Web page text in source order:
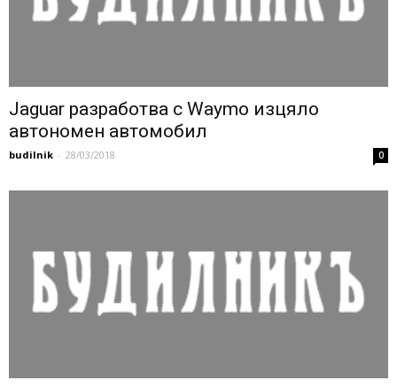
Jaguar разработва с Waymo изцяло
автономен автомобил
budilnik - 28/03/2018 0